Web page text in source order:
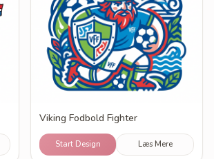
Viking Fodbold Fighter
Start Design Læs Mere